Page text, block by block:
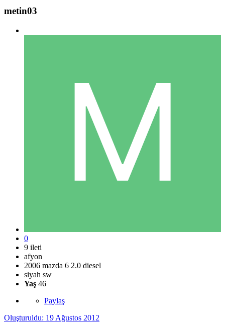
metin03
0
9 ileti
afyon
2006 mazda 6 2.0 diesel
siyah sw
Yaş 46
Paylaş
Oluşturuldu: 19 Ağustos 2012